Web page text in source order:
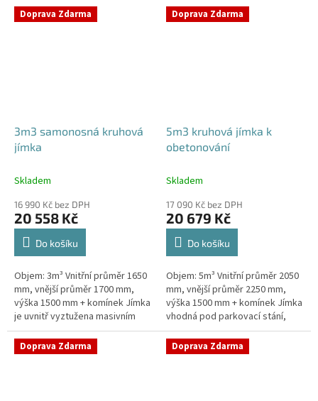
vysokou hladinou spodní vody...
parkovací stání, komunikace i...
Doprava Zdarma
3m3 samonosná kruhová
jímka
Skladem
16 990 Kč bez DPH
20 558 Kč
Do košíku
Objem: 3m³ Vnitřní průměr 1650
mm, vnější průměr 1700 mm,
výška 1500 mm + komínek Jímka
je uvnitř vyztužena masivním
žebrováním pro garanci její
samonosnosti.Kvalitní, pevná...
Doprava Zdarma
5m3 kruhová jímka k
obetonování
Skladem
17 090 Kč bez DPH
20 679 Kč
Do košíku
Objem: 5m³ Vnitřní průměr 2050
mm, vnější průměr 2250 mm,
výška 1500 mm + komínek Jímka
vhodná pod parkovací stání,
komunikace i terasy Průměr
přítoku specifikujte v...
Doprava Zdarma Doprava Zdarma